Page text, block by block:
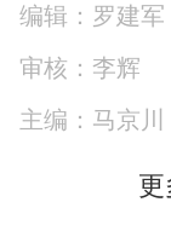
编辑：罗建军
审核：李辉
主编：马京川